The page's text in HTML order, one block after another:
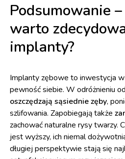
Podsumowanie
warto
implanty?
Implanty zębowe to inwestycja
pewność siebie. W odróżnieniu
oszczędzają sąsiednie zęby,
szlifowania. Zapobiegają także
zachować naturalne rysy twarzy.
jest wyższy, ich niemal
długiej perspektywie stają się